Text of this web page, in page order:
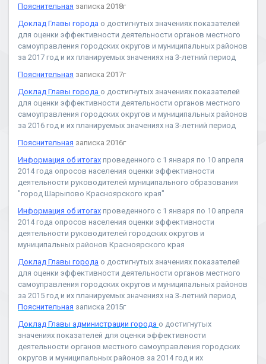
Пояснительная записка 2018г
Доклад Главы города о достигнутых значениях показателей
для оценки эффективности деятельности органов местного
самоуправления городских округов и муниципальных районов
за 2017 год и их планируемых значениях на 3-летний период
Пояснительная записка 2017г
Доклад Главы города о достигнутых значениях показателей
для оценки эффективности деятельности органов местного
самоуправления городских округов и муниципальных районов
за 2016 год и их планируемых значениях на 3-летний период
Пояснительная записка 2016г
Информация об итогах проведенного с 1 января по 10 апреля
2014 года опросов населения оценки эффективности
деятельности руководителей муниципального образования
"город Шарыпово Красноярского края"
Информация об итогах проведенного с 1 января по 10 апреля
2014 года опросов населения оценки эффективности
деятельности руководителей городских округов и
муниципальных районов Красноярского края
Доклад Главы города о достигнутых значениях показателей
для оценки эффективности деятельности органов местного
самоуправления городских округов и муниципальных районов
за 2015 год и их планируемых значениях на 3-летний период
Пояснительная записка 2015г
Доклад Главы администрации города о достигнутых
значениях показателей для оценки эффективности
деятельности органов местного самоуправления городских
округов и муниципальных районов за 2014 год и их